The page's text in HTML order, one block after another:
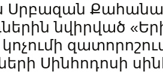
Սրբազան
նվիրված
Սինհոդոսի